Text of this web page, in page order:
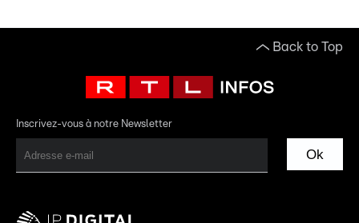
Back to Top
Inscrivez-vous à notre Newsletter
Ok